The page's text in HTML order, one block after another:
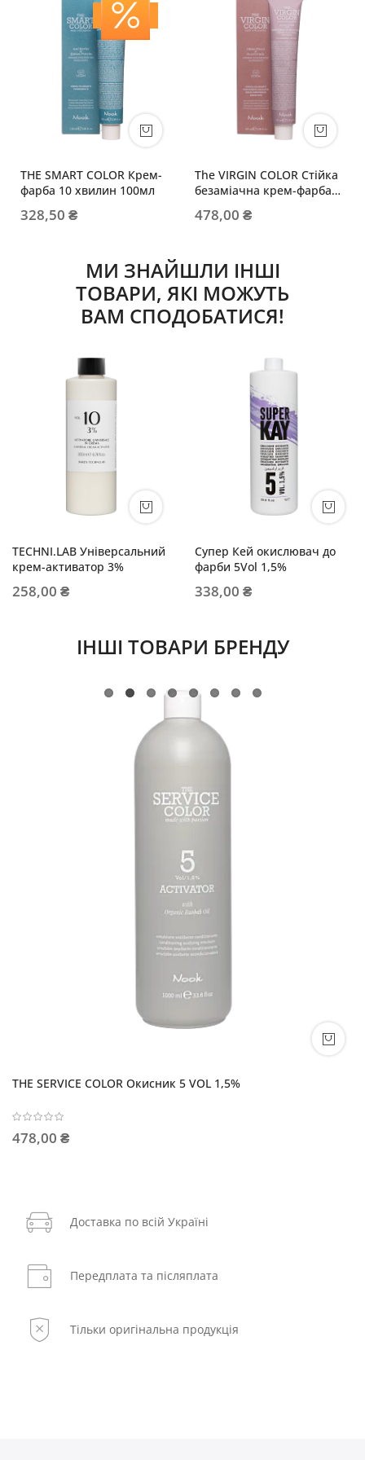
THE SMART COLOR Крем-
фарба 10 хвилин 100мл
328,50 ₴
The VIRGIN COLOR Стійка
безаміачна крем-фарба
478,00 ₴
МИ ЗНАЙШЛИ ІНШІ
ТОВАРИ, ЯКІ МОЖУТЬ
ВАМ СПОДОБАТИСЯ!
TECHNI.LAB Універсальний
крем-активатор 3%
258,00 ₴
Супер Кей окислювач до
фарби 5Vol 1,5%
338,00 ₴
ІНШІ ТОВАРИ БРЕНДУ
THE SERVICE COLOR Окисник 5 VOL 1,5%
478,00 ₴
Доставка по всій Україні
Передплата та післяплата
Тільки оригінальна продукція